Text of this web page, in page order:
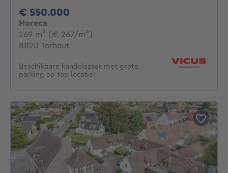
€ 550.000
Horeca
269 m² vierkante meters
(€ 267/m²)
8820 Torhout
Beschikbare handelszaak met grote
parking op top locatie!